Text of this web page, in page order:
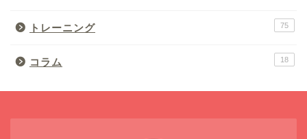
トレーニング 75
コラム 18